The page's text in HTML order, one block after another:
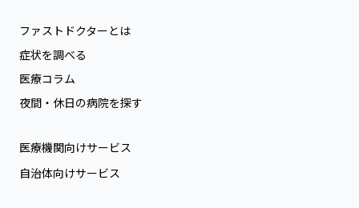
ファストドクターとは
症状を調べる
医療コラム
夜間・休日の病院を探す
医療機関向けサービス
自治体向けサービス